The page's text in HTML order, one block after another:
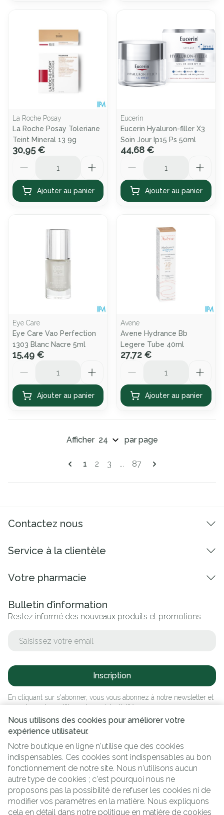
Nous utilisons des cookies pour améliorer votre
expérience utilisateur.
Notre boutique en ligne n'utilise que des cookies
indispensables. Ces cookies sont indispensables au bon
fonctionnement de notre site. Nous n'utilisons aucun
autre type de cookies ; c'est pourquoi nous ne
proposons pas la possibilité de refuser les cookies ni de
modifier vos paramètres en la matière. Nous expliquons
cela en détail dans notre politique en matière de cookies
La Roche Posay
La Roche Posay Toleriane
Teint Mineral 13 9g
30,95 €
Ajouter au panier
Eucerin
Eucerin Hyaluron-filler X3
Soin Jour Ip15 Ps 50ml
44,68 €
Ajouter au panier
Eye Care
Eye Care Vao Perfection
1303 Blanc Nacre 5ml
15,49 €
Ajouter au panier
Avene
Avene Hydrance Bb
Legere Tube 40ml
27,72 €
Ajouter au panier
Pages
Vous lisez actuellement la page
1 Page
2 Page
3 ... Page
87
Afficher par page
Contactez nous
Service à la clientèle
Votre pharmacie
Bulletin d’information
Restez informé des nouveaux produits et promotions
Inscription
En cliquant sur s'abonner, vous vous abonnez à notre newsletter et
acceptez notrepolitique de confidentialité.
Liens légaux